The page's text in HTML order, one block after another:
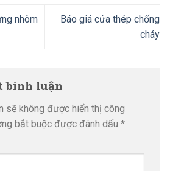
nhôm
Báo giá cửa thép chống
cháy
bình luận
sẽ không được hiển thị công
bắt buộc được đánh dấu *